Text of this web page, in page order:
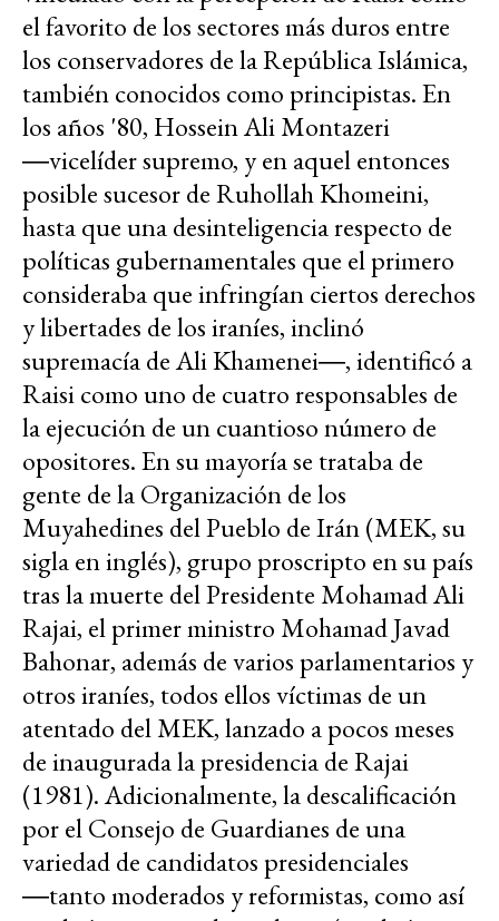
el favorito de los sectores más duros entre
los conservadores de la República Islámica,
también conocidos como principistas. En
los años '80, Hossein Ali Montazeri
―vicelíder supremo, y en aquel entonces
posible sucesor de Ruhollah Khomeini,
hasta que una desinteligencia respecto de
políticas gubernamentales que el primero
consideraba que infringían ciertos derechos
y libertades de los iraníes, inclinó
supremacía de Ali Khamenei―, identificó a
Raisi como uno de cuatro responsables de
la ejecución de un cuantioso número de
opositores. En su mayoría se trataba de
gente de la Organización de los
Muyahedines del Pueblo de Irán (MEK, su
sigla en inglés), grupo proscripto en su país
tras la muerte del Presidente Mohamad Ali
Rajai, el primer ministro Mohamad Javad
Bahonar, además de varios parlamentarios y
otros iraníes, todos ellos víctimas de un
atentado del MEK, lanzado a pocos meses
de inaugurada la presidencia de Rajai
(1981). Adicionalmente, la descalificación
por el Consejo de Guardianes de una
variedad de candidatos presidenciales
―tanto moderados y reformistas, como así